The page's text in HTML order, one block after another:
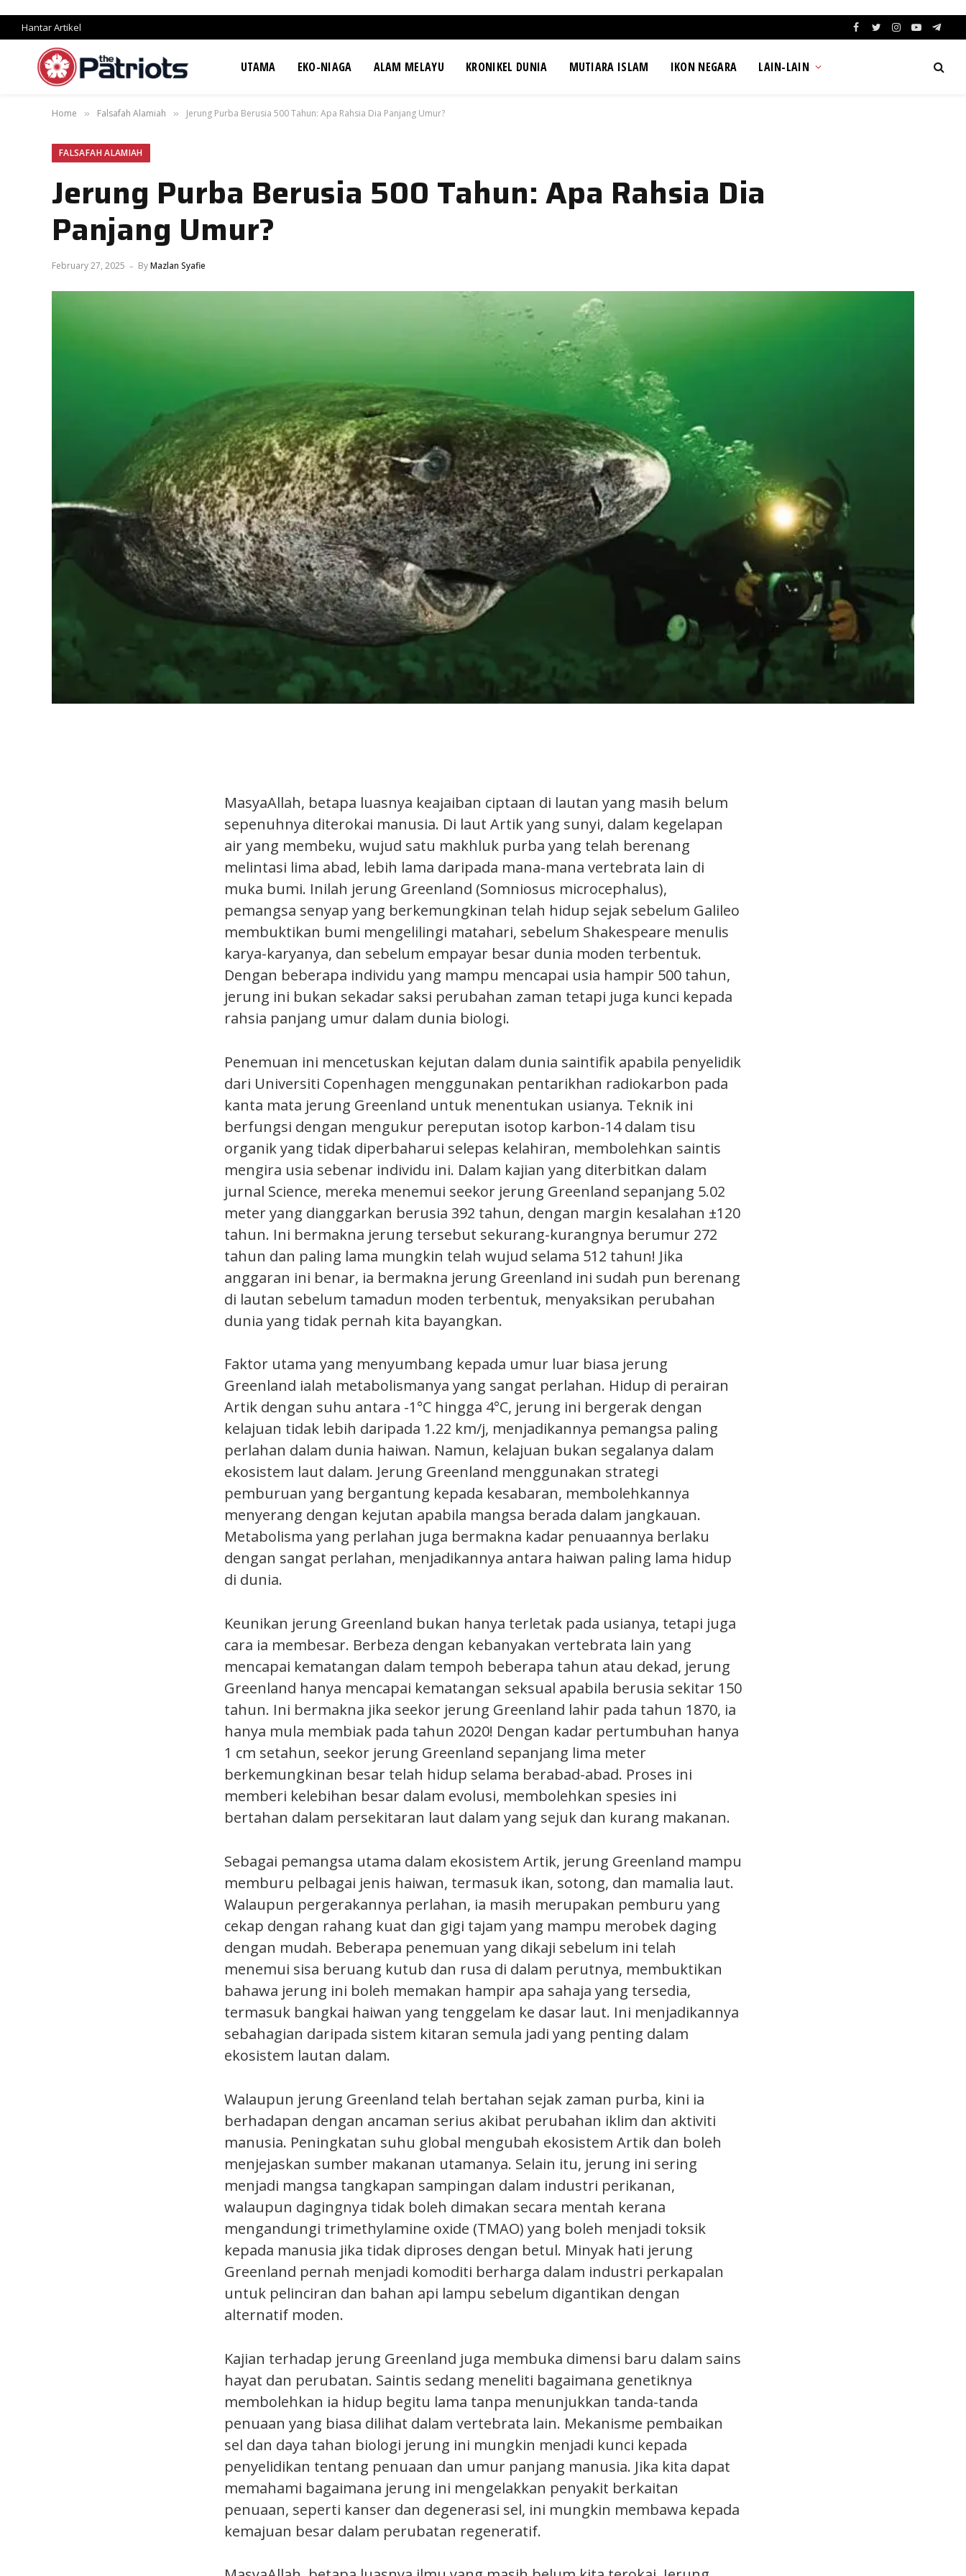
Hantar Artikel Facebook
TwitterInstagram
YouTube
UTAMA EKO-NIAGA ALAM MELAYU KRONIKEL DUNIA MUTIARA ISLAM IKON NEGARA LAIN-LAIN
Home » Falsafah Alamiah » Jerung Purba Berusia 500 Tahun: Apa Rahsia Dia Panjang Umur?
FALSAFAH ALAMIAH
Jerung Purba Berusia 500 Tahun: Apa Rahsia Dia
Panjang Umur?
February 27, 2025 ByMazlan Syafie
MasyaAllah, betapa luasnya keajaiban ciptaan di lautan yang masih belum
sepenuhnya diterokai manusia. Di laut Artik yang sunyi, dalam kegelapan
air yang membeku, wujud satu makhluk purba yang telah berenang
melintasi lima abad, lebih lama daripada mana-mana vertebrata lain di
muka bumi. Inilah jerung Greenland (Somniosus microcephalus),
pemangsa senyap yang berkemungkinan telah hidup sejak sebelum Galileo
membuktikan bumi mengelilingi matahari, sebelum Shakespeare menulis
karya-karyanya, dan sebelum empayar besar dunia moden terbentuk.
Dengan beberapa individu yang mampu mencapai usia hampir 500 tahun,
jerung ini bukan sekadar saksi perubahan zaman tetapi juga kunci kepada
rahsia panjang umur dalam dunia biologi.
Penemuan ini mencetuskan kejutan dalam dunia saintifik apabila penyelidik
dari Universiti Copenhagen menggunakan pentarikhan radiokarbon pada
kanta mata jerung Greenland untuk menentukan usianya. Teknik ini
berfungsi dengan mengukur pereputan isotop karbon-14 dalam tisu
organik yang tidak diperbaharui selepas kelahiran, membolehkan saintis
mengira usia sebenar individu ini. Dalam kajian yang diterbitkan dalam
jurnal Science, mereka menemui seekor jerung Greenland sepanjang 5.02
meter yang dianggarkan berusia 392 tahun, dengan margin kesalahan ±120
tahun. Ini bermakna jerung tersebut sekurang-kurangnya berumur 272
tahun dan paling lama mungkin telah wujud selama 512 tahun! Jika
anggaran ini benar, ia bermakna jerung Greenland ini sudah pun berenang
di lautan sebelum tamadun moden terbentuk, menyaksikan perubahan
dunia yang tidak pernah kita bayangkan.
Faktor utama yang menyumbang kepada umur luar biasa jerung
Greenland ialah metabolismanya yang sangat perlahan. Hidup di perairan
Artik dengan suhu antara -1°C hingga 4°C, jerung ini bergerak dengan
kelajuan tidak lebih daripada 1.22 km/j, menjadikannya pemangsa paling
perlahan dalam dunia haiwan. Namun, kelajuan bukan segalanya dalam
ekosistem laut dalam. Jerung Greenland menggunakan strategi
pemburuan yang bergantung kepada kesabaran, membolehkannya
menyerang dengan kejutan apabila mangsa berada dalam jangkauan.
Metabolisma yang perlahan juga bermakna kadar penuaannya berlaku
dengan sangat perlahan, menjadikannya antara haiwan paling lama hidup
di dunia.
Keunikan jerung Greenland bukan hanya terletak pada usianya, tetapi juga
cara ia membesar. Berbeza dengan kebanyakan vertebrata lain yang
mencapai kematangan dalam tempoh beberapa tahun atau dekad, jerung
Greenland hanya mencapai kematangan seksual apabila berusia sekitar 150
tahun. Ini bermakna jika seekor jerung Greenland lahir pada tahun 1870, ia
hanya mula membiak pada tahun 2020! Dengan kadar pertumbuhan hanya
1 cm setahun, seekor jerung Greenland sepanjang lima meter
berkemungkinan besar telah hidup selama berabad-abad. Proses ini
memberi kelebihan besar dalam evolusi, membolehkan spesies ini
bertahan dalam persekitaran laut dalam yang sejuk dan kurang makanan.
Sebagai pemangsa utama dalam ekosistem Artik, jerung Greenland mampu
memburu pelbagai jenis haiwan, termasuk ikan, sotong, dan mamalia laut.
Walaupun pergerakannya perlahan, ia masih merupakan pemburu yang
cekap dengan rahang kuat dan gigi tajam yang mampu merobek daging
dengan mudah. Beberapa penemuan yang dikaji sebelum ini telah
menemui sisa beruang kutub dan rusa di dalam perutnya, membuktikan
bahawa jerung ini boleh memakan hampir apa sahaja yang tersedia,
termasuk bangkai haiwan yang tenggelam ke dasar laut. Ini menjadikannya
sebahagian daripada sistem kitaran semula jadi yang penting dalam
ekosistem lautan dalam.
Walaupun jerung Greenland telah bertahan sejak zaman purba, kini ia
berhadapan dengan ancaman serius akibat perubahan iklim dan aktiviti
manusia. Peningkatan suhu global mengubah ekosistem Artik dan boleh
menjejaskan sumber makanan utamanya. Selain itu, jerung ini sering
menjadi mangsa tangkapan sampingan dalam industri perikanan,
walaupun dagingnya tidak boleh dimakan secara mentah kerana
mengandungi trimethylamine oxide (TMAO) yang boleh menjadi toksik
kepada manusia jika tidak diproses dengan betul. Minyak hati jerung
Greenland pernah menjadi komoditi berharga dalam industri perkapalan
untuk pelinciran dan bahan api lampu sebelum digantikan dengan
alternatif moden.
Kajian terhadap jerung Greenland juga membuka dimensi baru dalam sains
hayat dan perubatan. Saintis sedang meneliti bagaimana genetiknya
membolehkan ia hidup begitu lama tanpa menunjukkan tanda-tanda
penuaan yang biasa dilihat dalam vertebrata lain. Mekanisme pembaikan
sel dan daya tahan biologi jerung ini mungkin menjadi kunci kepada
penyelidikan tentang penuaan dan umur panjang manusia. Jika kita dapat
memahami bagaimana jerung ini mengelakkan penyakit berkaitan
penuaan, seperti kanser dan degenerasi sel, ini mungkin membawa kepada
kemajuan besar dalam perubatan regeneratif.